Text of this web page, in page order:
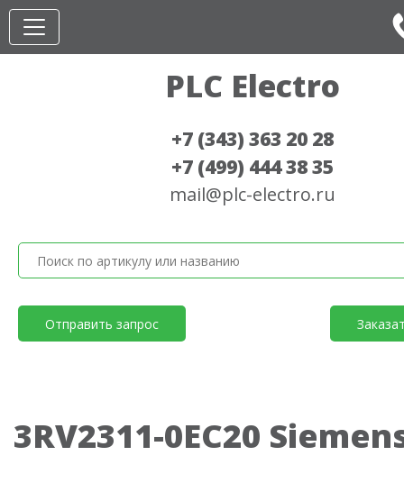
PLC Electro
+7 (343) 363 20 28
+7 (499) 444 38 35
mail@plc-electro.ru
Отправить запрос
3RV2311-0EC20